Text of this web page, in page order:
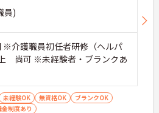
員)
介護職員初任者研修（ヘルパ
尚可 ※未経験者・ブランクあ
未経験OK 無資格OK
ブランクOK
制度あり